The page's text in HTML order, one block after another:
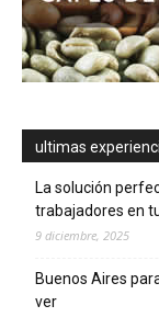
ultimas
La solución
trabajadores en
9 diciembre, 2025
Buenos Aires
ver